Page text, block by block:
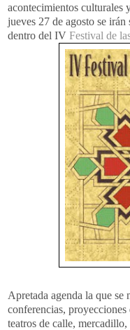
acontecimientos culturales
jueves 27 de agosto se
dentro del IV Festival de
Apretada agenda la que se
conferencias,
teatros de calle, mercadillo,